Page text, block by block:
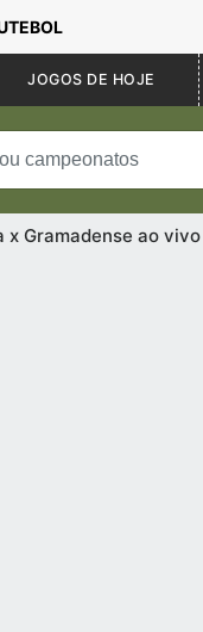
JOGOS DE HOJE
x Gramadense ao